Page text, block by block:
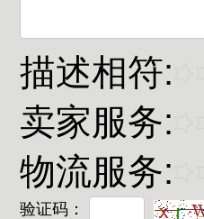
描述相符:
卖家服务:
物流服务:
验证码：